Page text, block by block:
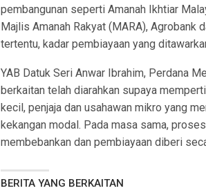
pembangunan seperti Amanah Ikhtiar
Majlis Amanah Rakyat (MARA), Agrobank
tertentu, kadar pembiayaan yang
YAB Datuk Seri Anwar Ibrahim, Perdana
berkaitan telah diarahkan supaya
kecil, penjaja dan usahawan mikro yang
kekangan modal. Pada masa sama,
membebankan dan pembiayaan diberi
BERITA YANG BERKAITAN